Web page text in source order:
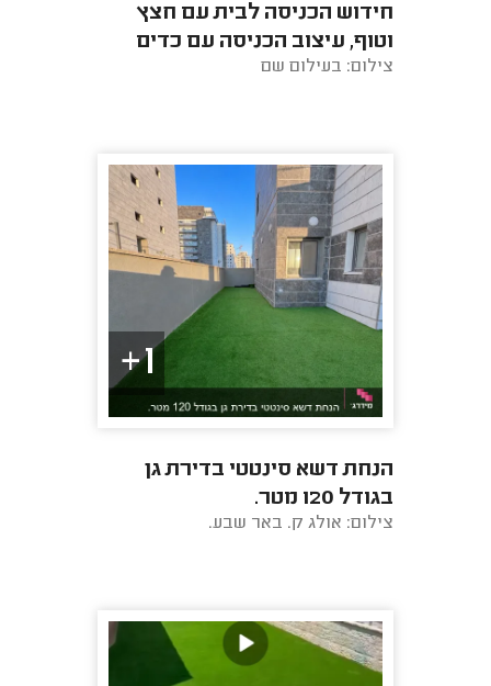
חידוש הכניסה לבית עם חצץ
וטוף, עיצוב הכניסה עם כדים
וצמחים, טיפול בעצים והשלמת
צילום: בעילום שם
1+
הנחת דשא סינטטי בדירת גן
בגודל 120 מטר.
צילום: אולג ק. באר שבע.